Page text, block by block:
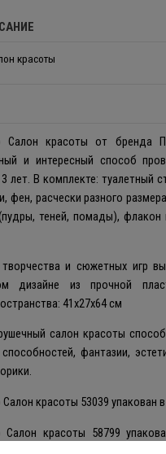
красоты
Салон красоты от бренда
и интересный способ
лет. В комплекте: туалетный
фен, расчески разного
теней, помады), флакон
и сюжетных игр
дизайне из прочной
41х27х64 см
салон красоты
фантазии,
красоты 53039 упакован
Салон красоты 58799